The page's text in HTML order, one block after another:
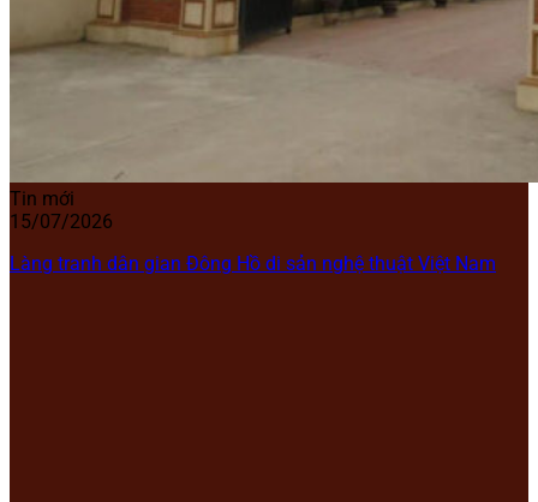
Tin mới
15/07/2026
Làng tranh dân gian Đông Hồ di sản nghệ thuật Việt Nam